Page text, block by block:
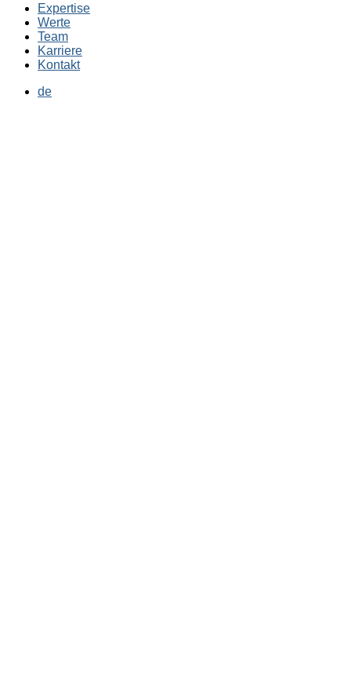
Expertise
Werte
Team
Karriere
Kontakt
de